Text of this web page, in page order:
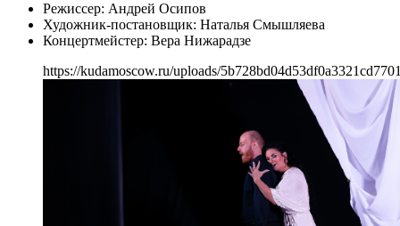
Режиссер: Андрей Осипов
Художник-постановщик: Наталья Смышляева
Концертмейстер: Вера Нижарадзе
https://kudamoscow.ru/uploads/